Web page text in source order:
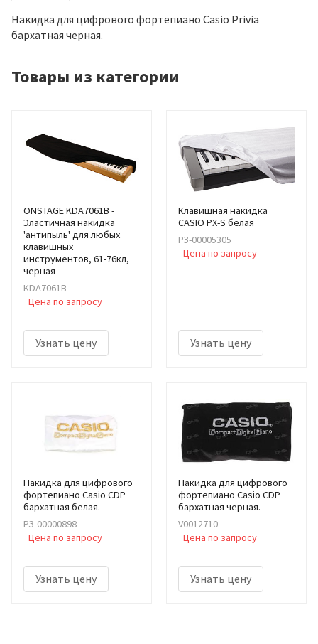
Накидка для цифрового фортепиано Casio Privia
бархатная черная.
Товары из категории
ONSTAGE KDA7061B -
Эластичная накидка
'антипыль' для любых
клавишных
инструментов, 61-76кл,
черная
KDA7061B
Цена по запросу
Узнать цену
Клавишная накидка
CASIO PX-S белая
РЗ-00005305
Цена по запросу
Узнать цену
Накидка для цифрового
фортепиано Casio CDP
бархатная белая.
РЗ-00000898
Цена по запросу
Узнать цену
Накидка для цифрового
фортепиано Casio CDP
бархатная черная.
V0012710
Цена по запросу
Узнать цену